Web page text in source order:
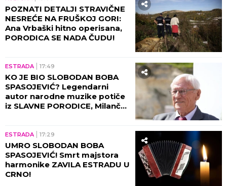
"Krila sam, nismo smeli" Ceca Ražnatović
konačno otkrila istinu o odnosu sa Merlinom
"OVO JE NENADOKNADIV GUBITAK!"
Voditelj NE VERUJE PRIZORU ispred
sebe, podelio fotografije sa lica
mesta, ljudi oko njega u panici!
(FOTO)
by Aklamator
ZABAVA